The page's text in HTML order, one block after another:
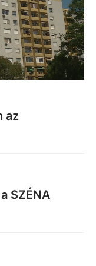
az
SZÉNA